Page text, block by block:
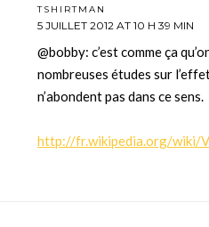
TSHIRTMAN
5 JUILLET 2012 AT 10 H 39 MIN
@bobby: c’est comme ça
nombreuses études sur
n’abondent pas dans ce sens.
http://fr.wikipedia.org/wiki/